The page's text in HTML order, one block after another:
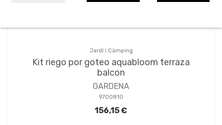
Jardí i Càmping
Kit riego por goteo aquabloom terraza
balcon
GARDENA
9700810
156,15 €